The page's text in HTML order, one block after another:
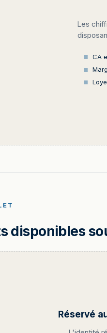
Les
CA
disponibles
Réservé